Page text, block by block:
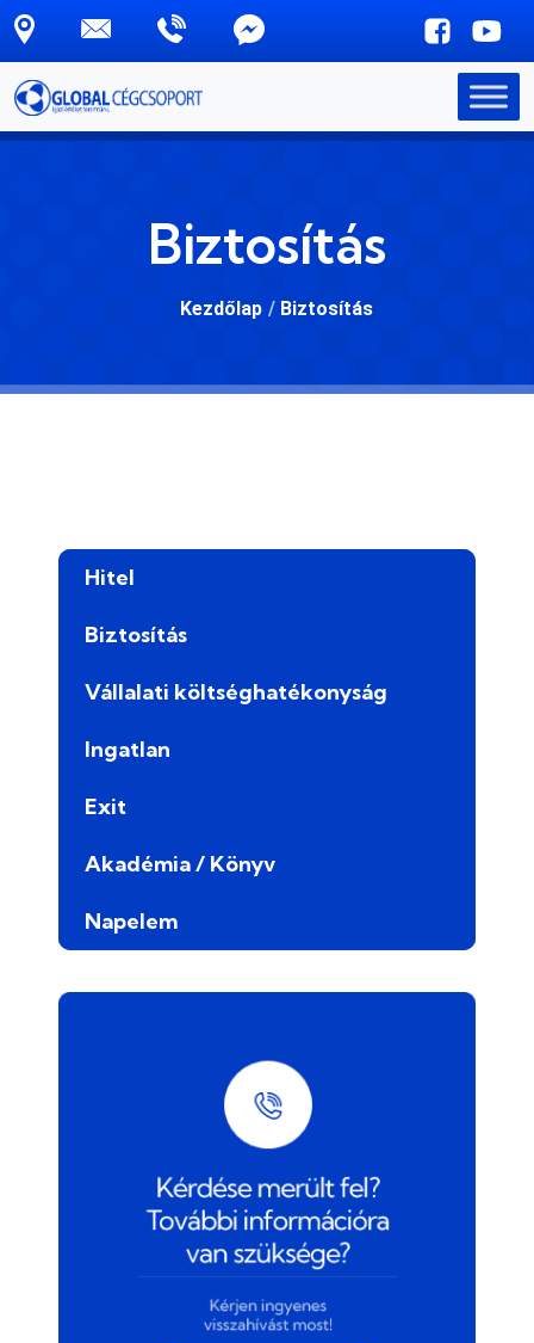
Skip to main content
Biztosítás
Kezdőlap / Biztosítás
Hitel
Biztosítás
Vállalati költséghatékonyság
Ingatlan
Exit
Akadémia / Könyv
Napelem